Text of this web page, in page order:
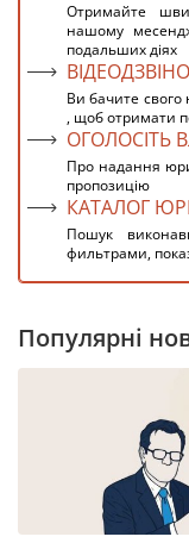
Отримайте
нашому
подальших діях
Ви бачите свого
, щоб отримати
ОГОЛОСІТЬ
Про надання
пропозицію
КАТАЛОГ
Пошук
фильтрами,
Популярні